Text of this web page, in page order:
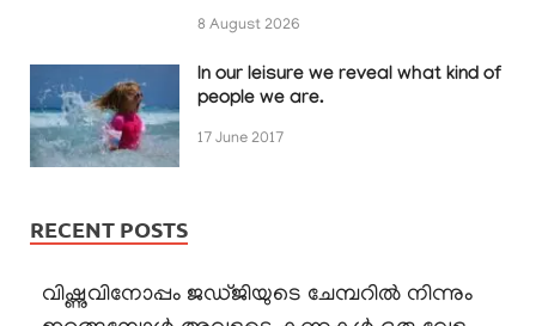
8 August 2026
In our leisure we reveal what kind of
people we are.
17 June 2017
RECENT POSTS
വിഷ്ണുവിനോപ്പം ജഡ്ജിയുടെ ചേമ്പറിൽ നിന്നും